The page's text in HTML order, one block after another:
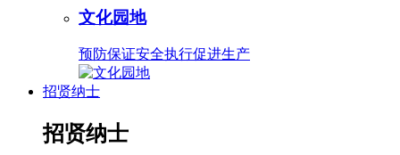
文化园地
预防保证安全执行促进生产
招贤纳士
招贤纳士